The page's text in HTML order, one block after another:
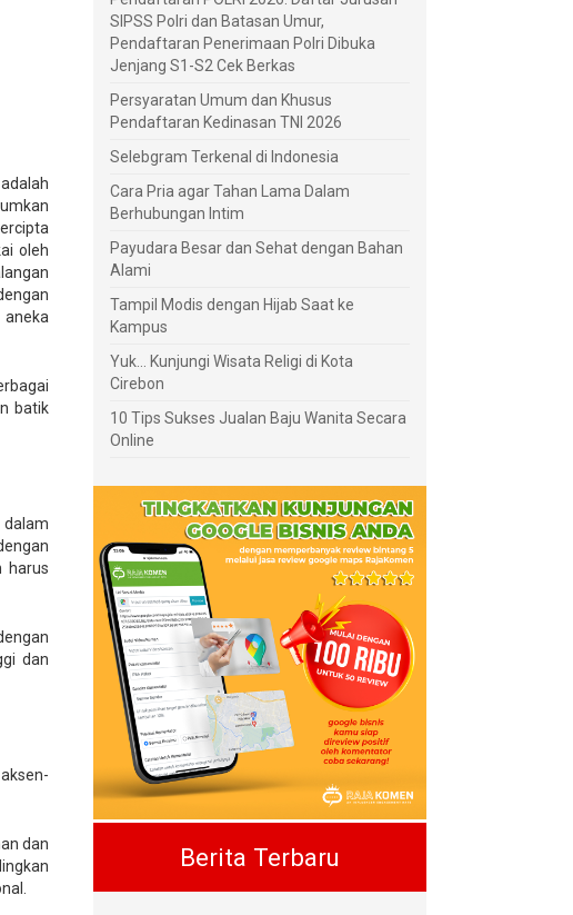
oleh
batik
dalam
harus
dan
dan
SIPSS Polri dan Batasan Umur,
Pendaftaran Penerimaan Polri Dibuka
Jenjang S1-S2 Cek Berkas
Persyaratan Umum dan Khusus
Pendaftaran Kedinasan TNI 2026
Selebgram Terkenal di Indonesia
Cara Pria agar Tahan Lama Dalam
Berhubungan Intim
Payudara Besar dan Sehat dengan Bahan
Alami
Tampil Modis dengan Hijab Saat ke
Kampus
Yuk... Kunjungi Wisata Religi di Kota
Cirebon
10 Tips Sukses Jualan Baju Wanita Secara
Online
Berita Terbaru